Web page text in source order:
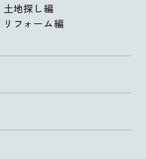
土地探し編
リフォーム編